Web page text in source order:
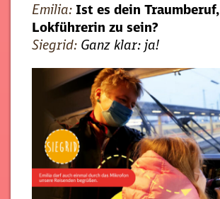
Emilia: Ist es dein Traumberuf,
Lokführerin zu sein?
Siegrid: Ganz klar: ja!